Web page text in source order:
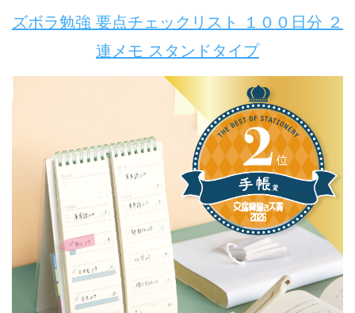
ズボラ勉強 要点チェックリスト １００日分 ２
連メモ スタンドタイプ